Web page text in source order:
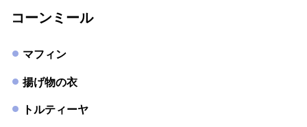
コーンミール
マフィン
揚げ物の衣
トルティーヤ